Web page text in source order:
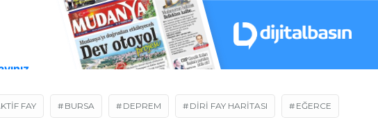
FAY BURSA DEPREM DIRI FAY HARITASI EĞERCE